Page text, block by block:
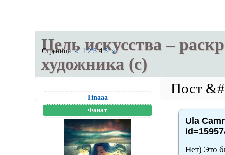
Цель искусства –
художника (с)
Страница:« 1 2 3 4 5 »
Tinaaa
Фанат
Ula
Нет) Это